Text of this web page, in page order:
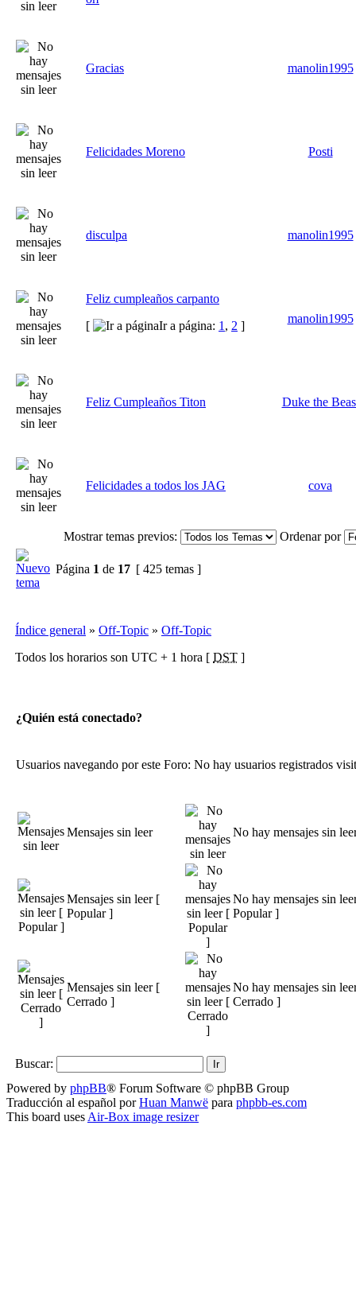
Gracias manolin1995
Felicidades Moreno Posti
disculpa manolin1995
Feliz cumpleaños carpanto
[
Ir a página: 1 , 2 ]
manolin1995
Feliz Cumpleaños Titon Duke the
Felicidades a todos los JAG cova
Mostrar temas previos: Ordenar por
Página 1 de 17 [ 425 temas ]
Índice general » Off-Topic » Off-Topic
Todos los horarios son UTC + 1 hora [ DST ]
¿Quién está conectado?
Usuarios navegando por este Foro: No hay usuarios registrados
Mensajes sin leer No hay mensajes sin
Mensajes sin leer [
Popular ]
No hay mensajes sin
Popular ]
Mensajes sin leer [
Cerrado ]
No hay mensajes sin
Cerrado ]
Buscar:
Powered by phpBB® Forum Software © phpBB Group
Traducción al español porHuan Manwë para phpbb-es.com
This board uses Air-Box image resizer